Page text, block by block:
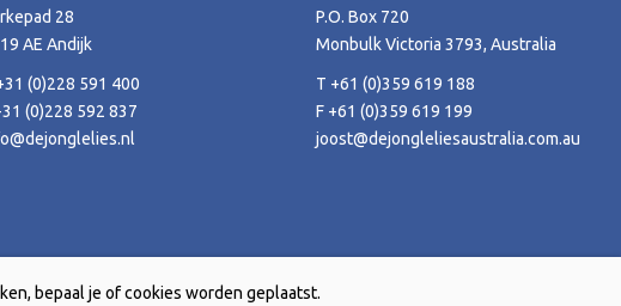
28
AE Andijk
(0)228 591 400
(0)228 592 837
P.O. Box 720
Monbulk Victoria 3793, Australia
T +61 (0)359 619 188
F +61 (0)359 619 199
joost@dejongleliesaustralia.com.au
bepaal je of cookies worden geplaatst.